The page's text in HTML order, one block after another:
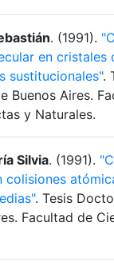
. (1991).
en cristales
sustitucionales".
Buenos Aires.
y Naturales.
Silvia. (1991).
colisiones
. Tesis
Facultad de